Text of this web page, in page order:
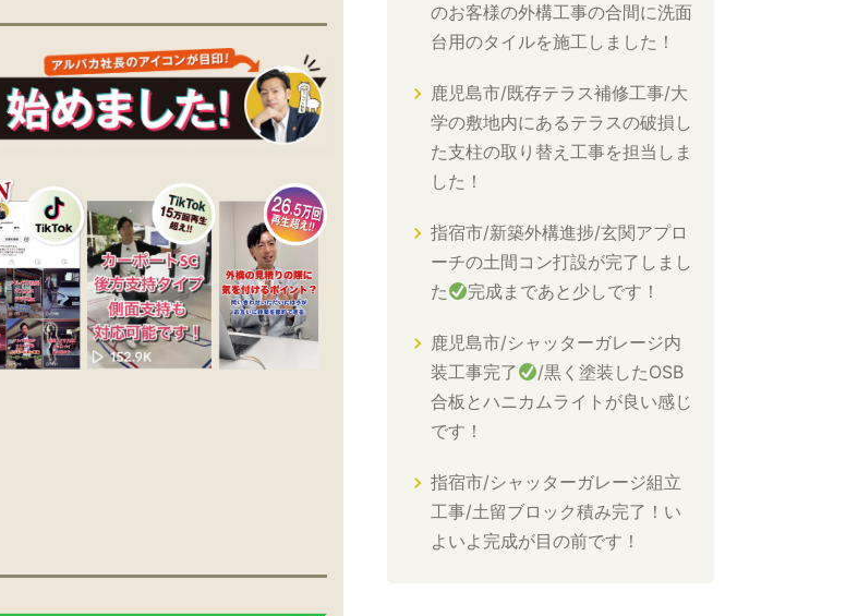
のお客様の外構工事の合間に洗面
台用のタイルを施工しました！
鹿児島市/既存テラス補修工事/大
学の敷地内にあるテラスの破損し
た支柱の取り替え工事を担当しま
した！
指宿市/新築外構進捗/玄関アプロ
ーチの土間コン打設が完了しまし
た
完成まであと少しです！
鹿児島市/シャッターガレージ内
装工事完了
/黒く塗装したOSB
合板とハニカムライトが良い感じ
です！
指宿市/シャッターガレージ組立
工事/土留ブロック積み完了！い
よいよ完成が目の前です！